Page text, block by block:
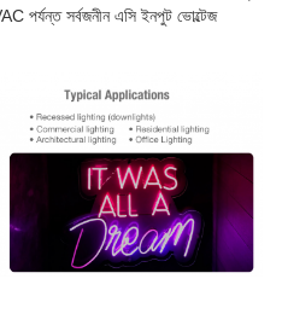
পর্যন্ত সর্বজনীন এসি ইনপুট ভোল্টেজ